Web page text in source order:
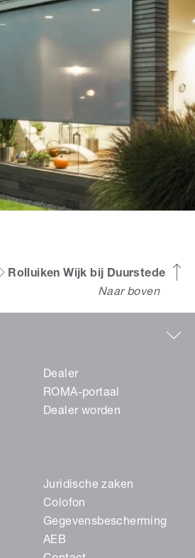
Rolluiken Wijk bij Duurstede
Naar boven
Dealer
ROMA-portaal
Dealer worden
Juridische zaken
Colofon
Gegevensbescherming
AEB